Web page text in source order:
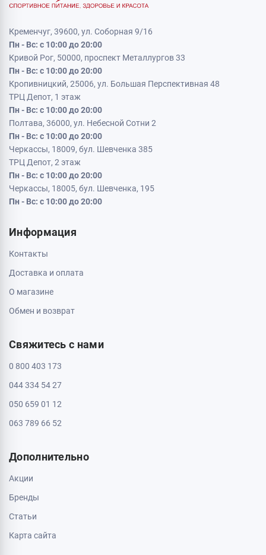
Кременчуг, 39600, ул. Соборная 9/16
Пн - Вс: с 10:00 до 20:00
Кривой Рог, 50000, проспект Металлургов 33
Пн - Вс: с 10:00 до 20:00
Кропивницкий, 25006, ул. Большая Перспективная 48
ТРЦ Депот, 1 этаж
Пн - Вс: с 10:00 до 20:00
Полтава, 36000, ул. Небесной Сотни 2
Пн - Вс: с 10:00 до 20:00
Черкассы, 18009, бул. Шевченка 385
ТРЦ Депот, 2 этаж
Пн - Вс: с 10:00 до 20:00
Черкассы, 18005, бул. Шевченка, 195
Пн - Вс: с 10:00 до 20:00
Информация
Контакты
Доставка и оплата
О магазине
Обмен и возврат
Свяжитесь с нами
0 800 403 173
044 334 54 27
050 659 01 12
063 789 66 52
Дополнительно
Акции
Бренды
Статьи
Карта сайта